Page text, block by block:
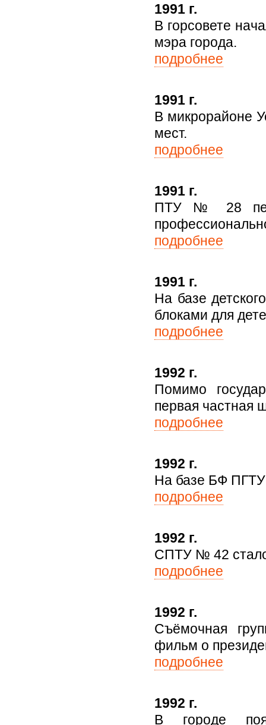
1991 г.
В горсовете
мэра города.
подробнее
1991 г.
В микрорайоне
мест.
подробнее
1991 г.
ПТУ № 28
подробнее
1991 г.
На базе
блоками для
подробнее
1992 г.
Помимо
первая частная
подробнее
1992 г.
На базе БФ ПГТУ
подробнее
1992 г.
СПТУ № 42
подробнее
1992 г.
Съёмочная
фильм о
подробнее
1992 г.
В городе